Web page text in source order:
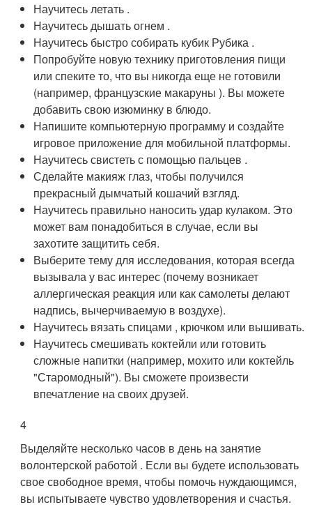
Научитесь летать .
Научитесь дышать огнем .
Научитесь быстро собирать кубик Рубика .
Попробуйте новую технику приготовления пищи
или спеките то, что вы никогда еще не готовили
(например, французские макаруны ). Вы можете
добавить свою изюминку в блюдо.
Напишите компьютерную программу и создайте
игровое приложение для мобильной платформы.
Научитесь свистеть с помощью пальцев .
Сделайте макияж глаз, чтобы получился
прекрасный дымчатый кошачий взгляд.
Научитесь правильно наносить удар кулаком. Это
может вам понадобиться в случае, если вы
захотите защитить себя.
Выберите тему для исследования, которая всегда
вызывала у вас интерес (почему возникает
аллергическая реакция или как самолеты делают
надпись, вычерчиваемую в воздухе).
Научитесь вязать спицами , крючком или вышивать.
Научитесь смешивать коктейли или готовить
сложные напитки (например, мохито или коктейль
"Старомодный"). Вы сможете произвести
впечатление на своих друзей.
4
Выделяйте несколько часов в день на занятие
волонтерской работой . Если вы будете использовать
свое свободное время, чтобы помочь нуждающимся,
вы испытываете чувство удовлетворения и счастья.